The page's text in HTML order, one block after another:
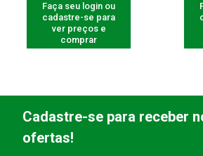
Faça seu login ou
cadastre-se para
ver preços e
comprar
Cadastre-se para receber
ofertas!